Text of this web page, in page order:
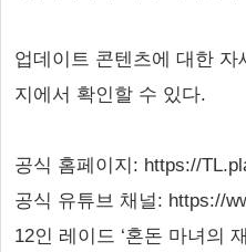
업데이트 콘텐츠에 대한 자
지에서 확인할 수 있다.
공식 홈페이지: https://
공식 유튜브 채널: https://
12인 레이드 ‘혼돈 마녀의